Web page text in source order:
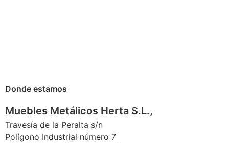
Donde estamos
Muebles Metálicos Herta S.L.,
Travesía de la Peralta s/n
Polígono Industrial número 7